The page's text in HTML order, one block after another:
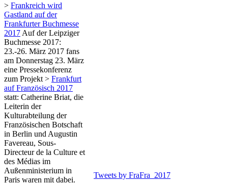
Tweets by FraFra_2017
> Frankreich wird
Gastland auf der
Frankfurter Buchmesse
2017 Auf der Leipziger
Buchmesse 2017:
23.-26. März 2017 fans
am Donnerstag 23. März
eine Pressekonferenz
zum Projekt > Frankfurt
auf Französisch 2017
statt: Catherine Briat, die
Leiterin der
Kulturabteilung der
Französischen Botschaft
in Berlin und Augustin
Favereau, Sous-
Directeur de la Culture et
des Médias im
Außenministerium in
Paris waren mit dabei.